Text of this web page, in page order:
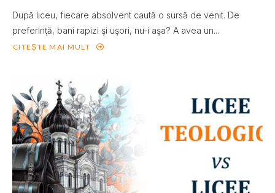
După liceu, fiecare absolvent caută o sursă de venit. De
preferinţă, bani rapizi şi uşori, nu-i aşa? A avea un...
CITEȘTE MAI MULT